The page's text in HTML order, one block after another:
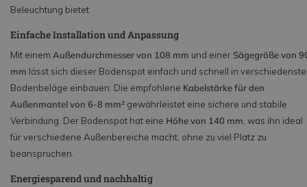
Beleuchtung bietet.
Einfache Installation und Anpassung
Mit einem Außendurchmesser von 108 mm und einer Sägegröße von
mm lässt sich dieser Bodenspot einfach und schnell in verschiedenste
Bodenbeläge einbauen. Die empfohlene Kabelstärke für den
Außenmantel von 6-8 mm² gewährleistet eine sichere und stabile
Verbindung. Der Bodenspot hat eine Höhe von 140 mm, was ihn ideal
für verschiedene Außenbereiche macht, ohne zu viel Platz zu
beanspruchen.
Energiesparend und nachhaltig